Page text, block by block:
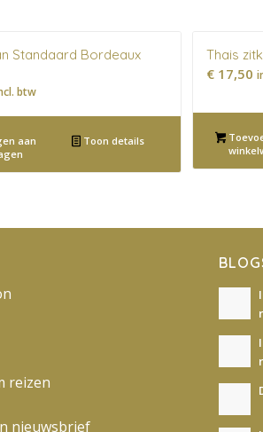
Standaard Bordeaux
btw
aan
Toon details
Thais
€ 17,50
reizen
nieuwsbrief